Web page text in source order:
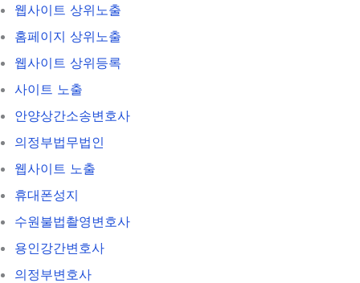
웹사이트 상위노출
홈페이지 상위노출
웹사이트 상위등록
사이트 노출
안양상간소송변호사
의정부법무법인
웹사이트 노출
휴대폰성지
수원불법촬영변호사
용인강간변호사
의정부변호사